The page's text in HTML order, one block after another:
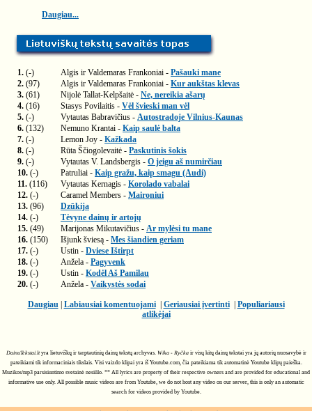
Daugiau...
1. (-) Algis ir Valdemaras Frankoniai - Pašauki mane
2. (97) Algis ir Valdemaras Frankoniai - Kur aukštas klevas
3. (61) Nijolė Tallat-Kelpšaitė - Ne, nereikia ašarų
4. (16) Stasys Povilaitis - Vėl švieski man vėl
5. (-) Vytautas Babravičius - Autostradoje Vilnius-Kaunas
6. (132) Nemuno Krantai - Kaip saulė balta
7. (-) Lemon Joy - Kažkada
8. (-) Rūta Ščiogolevaitė - Paskutinis šokis
9. (-) Vytautas V. Landsbergis - O jeigu aš numirčiau
10. (-) Patruliai - Kaip gražu, kaip smagu (Audi)
11. (116) Vytautas Kernagis - Korolado vabalai
12. (-) Caramel Members - Maironiui
13. (96)
Dzūkija
14. (-)
Tėvyne dainų ir artojų
15. (49) Marijonas Mikutavičius - Ar mylėsi tu mane
16. (150) Išjunk šviesą - Mes šiandien geriam
17. (-) Ustin - Dviese Ištirpt
18. (-) Anžela - Pagyvenk
19. (-) Ustin - Kodėl Aš Pamilau
20. (-) Anžela - Vaikystės sodai
Daugiau| Labiausiai komentuojami| Geriausiai įvertinti| Populiariausi
atlikėjai
DainuTekstai.ltyra lietuviškų ir tarptautinių dainų tekstų archyvas. Wika - Ryčkair visų kitų dainų tekstai yra jų autorių nuosavybė ir
pateikiami tik informaciniais tikslais. Visi vaizdo klipai yra iš Youtube.com, čia pateikiama tik automatinė Youtube klipų paieška.
Muzikos/mp3 parsisiuntimo svetainė nesiūlo. ** All lyrics are property of their respective owners and are provided for educational and
informative use only. All possible music videos are from Youtube, we do not host any video on our server, this is only an automatic
search for videos provided by Youtube.